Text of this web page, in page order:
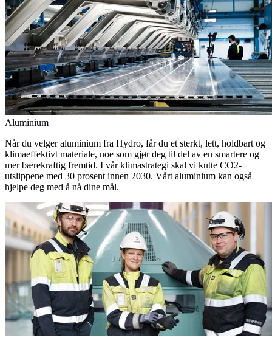
Aluminium
Når du velger aluminium fra Hydro, får du et sterkt, lett, holdbart og
klimaeffektivt materiale, noe som gjør deg til del av en smartere og
mer bærekraftig fremtid. I vår klimastrategi skal vi kutte CO2-
utslippene med 30 prosent innen 2030. Vårt aluminium kan også
hjelpe deg med å nå dine mål.